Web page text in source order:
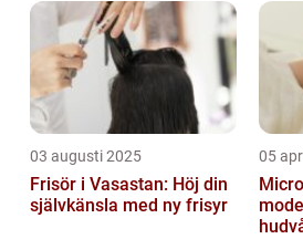
03 augusti 2025
Frisör i Vasastan: Höj din
självkänsla med ny frisyr
05